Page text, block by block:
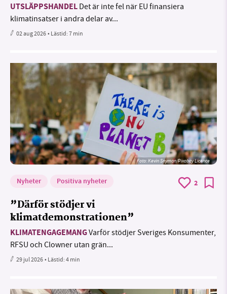
UTSLÄPPSHANDEL Det är inte fel när EU finansiera
klimatinsatser i andra delar av...
02 aug 2026• Lästid:7 min
Foto:Kevin Snyman/Pixabay Licence
Nyheter Positiva nyheter 2
”Därför stödjer vi
klimatdemonstrationen”
KLIMATENGAGEMANGVarför stödjer Sveriges Konsumenter,
RFSU och Clowner utan grän...
29 jul 2026• Lästid:4 min